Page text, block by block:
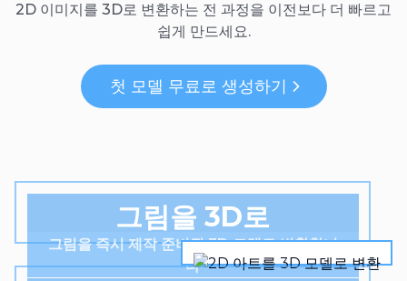
2D 이미지를 3D로 변환하는 전 과정을 이전보다 더 빠르고
쉽게 만드세요.
첫 모델 무료로 생성하기
그림을 3D로
그림을 즉시 제작 준비된 3D 모델로 변환합니
다